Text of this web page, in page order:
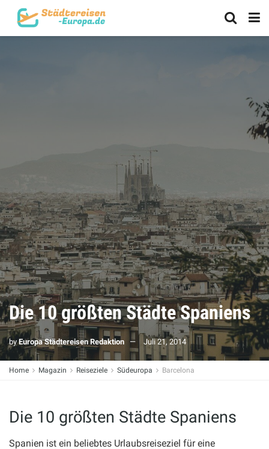
Die 10 größten Städte Spaniens
by Europa Städtereisen Redaktion Juli 21, 2014
Home Magazin Reiseziele Südeuropa Barcelona
Die 10 größten Städte Spaniens
Spanien ist ein beliebtes Urlaubsreiseziel für eine